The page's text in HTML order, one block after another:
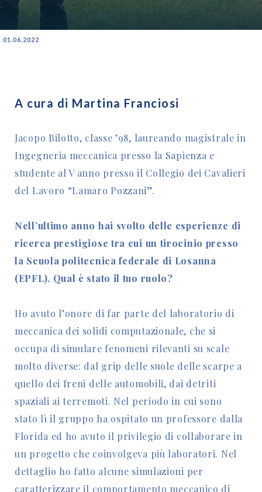
01.06.2022
A cura di Martina Franciosi
Jacopo Bilotto, classe ’98, laureando magistrale in
Ingegneria meccanica presso la Sapienza e
studente al V anno presso il Collegio dei Cavalieri
del Lavoro “Lamaro Pozzani”.
Nell’ultimo anno hai svolto delle esperienze di
ricerca prestigiose tra cui un tirocinio presso
la Scuola politecnica federale di Losanna
(EPFL). Qual è stato il tuo ruolo?
Ho avuto l’onore di far parte del laboratorio di
meccanica dei solidi computazionale, che si
occupa di simulare fenomeni rilevanti su scale
molto diverse: dal grip delle suole delle scarpe a
quello dei freni delle automobili, dai detriti
spaziali ai terremoti. Nel periodo in cui sono
stato lì il gruppo ha ospitato un professore dalla
Florida ed ho avuto il privilegio di collaborare in
un progetto che coinvolgeva più laboratori. Nel
dettaglio ho fatto alcune simulazioni per
caratterizzare il comportamento meccanico di